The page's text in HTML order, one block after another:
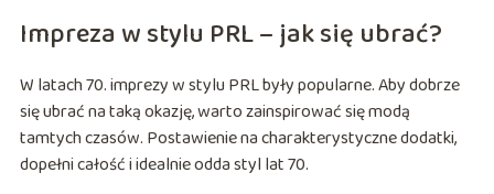
Impreza w stylu PRL – jak się ubrać?
W latach 70. imprezy w stylu PRL były popularne. Aby dobrze
się ubrać na taką okazję, warto zainspirować się modą
tamtych czasów. Postawienie na charakterystyczne dodatki,
dopełni całość i idealnie odda styl lat 70.